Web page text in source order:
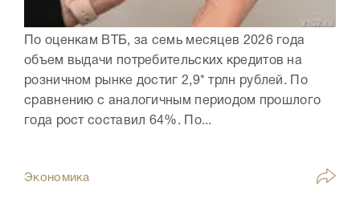
По оценкам ВТБ, за семь месяцев 2026 года
объем выдачи потребительских кредитов на
розничном рынке достиг 2,9* трлн рублей. По
сравнению с аналогичным периодом прошлого
года рост составил 64%. По...
Экономика